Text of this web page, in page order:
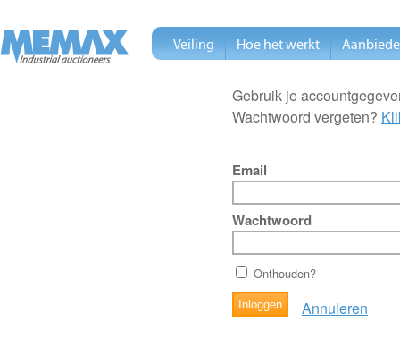
Gebruik je
Wachtwoord vergeten?
Email
Wachtwoord
Onthouden?
Annuleren
Veiling Hoe het werkt